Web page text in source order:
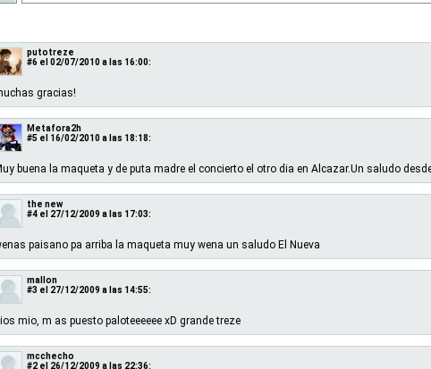
putotreze
#6 el 02/07/2010 a las 16:00:
gracias!
Metafora2h
#5 el 16/02/2010 a las 18:18:
buena la maqueta y de puta madre el concierto el otro dia en Alcazar.Un saludo
the new
#4 el 27/12/2009 a las 17:03:
paisano pa arriba la maqueta muy wena un saludo El Nueva
mallon
#3 el 27/12/2009 a las 14:55:
mio, m as puesto paloteeeeee xD grande treze
mcchecho
#2 el 26/12/2009 a las 22:36: